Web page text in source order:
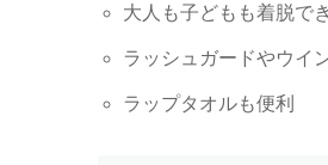
大人も子どもも着脱で
ラッシュガードやウイ
ラップタオルも便利